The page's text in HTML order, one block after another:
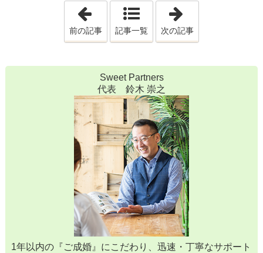
信頼できる結婚相談所の証として
前の記事 記事一覧 次の記事
Sweet Partners
代表 鈴木 崇之
1年以内の『ご成婚』にこだわり、迅速・丁寧なサポート